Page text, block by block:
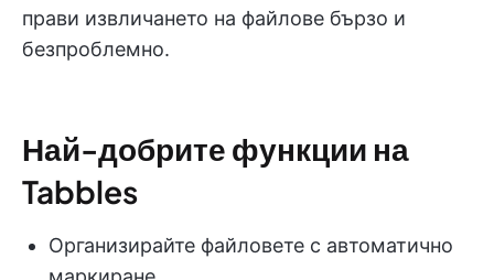
прави извличането на файлове бързо и
безпроблемно.
Най-добрите функции на
Tabbles
Организирайте файловете с автоматично